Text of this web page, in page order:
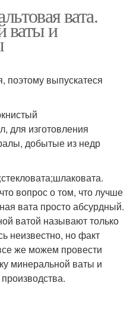
вата.
ваты и
поэтому выпускатеся
для изготовления
добытые из недр
вопрос о том, что лучше
вата просто абсурдный.
ватой называют только
неизвестно, но факт
же можем провести
минеральной ваты и